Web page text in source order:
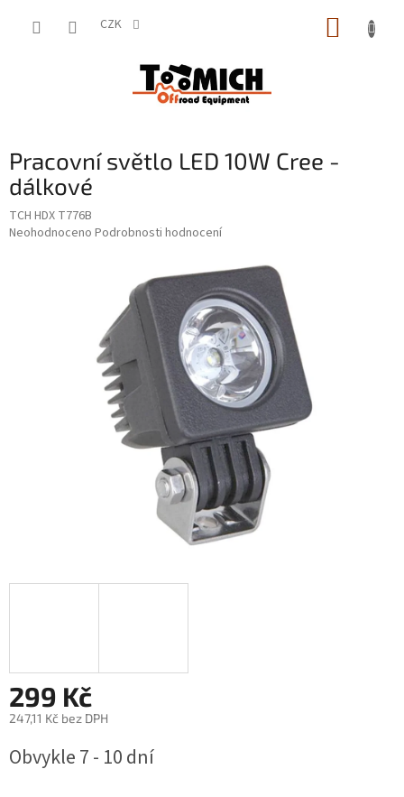
CZK
Pracovní světlo LED 10W Cree -
dálkové
TCH HDX T776B
Průměrné
Neohodnoceno Podrobnosti hodnocení
299 Kč
247,11 Kč bez DPH
cena:
Obvykle 7 - 10 dní